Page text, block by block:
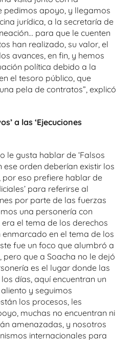
pedimos apoyo, y llegamos
jurídica, a la secretaría de
para que le cuenten
han realizado, su valor, el
avances, en fin, y hemos
política debido a la
el tesoro público, que
pela de contratos”, explicó
a las ‘Ejecuciones
le gusta hablar de ‘Falsos
ese orden deberían existir los
por eso prefiere hablar de
para referirse al
por parte de las fuerzas
una personería con
el tema de los derechos
enmarcado en el tema de los
fue un foco que alumbró a
pero que a Soacha no le dejó
es el lugar donde las
días, aquí encuentran un
y seguimos
los procesos, les
muchas no encuentran ni
amenazadas, y nosotros
internacionales para